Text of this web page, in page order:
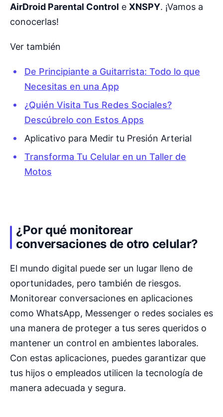
AirDroid Parental Control e XNSPY. ¡Vamos a
conocerlas!
Ver también
De Principiante a Guitarrista: Todo lo que
Necesitas en una App
¿Quién Visita Tus Redes Sociales?
Descúbrelo con Estos Apps
Aplicativo para Medir tu Presión Arterial
Transforma Tu Celular en un Taller de
Motos
¿Por qué monitorear
conversaciones de otro celular?
El mundo digital puede ser un lugar lleno de
oportunidades, pero también de riesgos.
Monitorear conversaciones en aplicaciones
como WhatsApp, Messenger o redes sociales es
una manera de proteger a tus seres queridos o
mantener un control en ambientes laborales.
Con estas aplicaciones, puedes garantizar que
tus hijos o empleados utilicen la tecnología de
manera adecuada y segura.